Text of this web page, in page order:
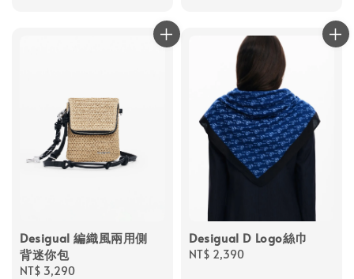
Desigual 編織風兩用側
背迷你包
Regular
NT$ 3,290
Desigual D Logo絲巾
Regular
NT$ 2,390